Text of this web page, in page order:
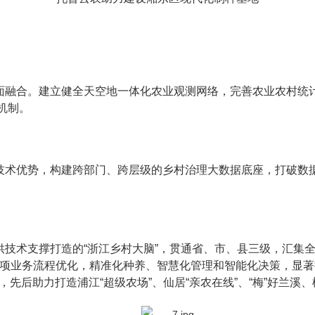
合。建立健全天空地一体化农业观测网络，完善农业农村
制。
优势，构建跨部门、跨层级的乡村治理大数据底座，打破
术支撑打造的“浙江乡村大脑”，贯通省、市、县三级，汇集
业务流程优化，精准化种养、智慧化管理和智能化决策，显
后助力打造浦江“超级农场”、仙居“亲农在线”、“梅”好兰溪